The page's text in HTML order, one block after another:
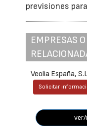
previsiones
EMPRESAS
Veolia España,
Solicitar